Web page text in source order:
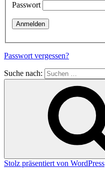
Passwort
Passwort vergessen?
Suche nach:
Stolz präsentiert von WordPress